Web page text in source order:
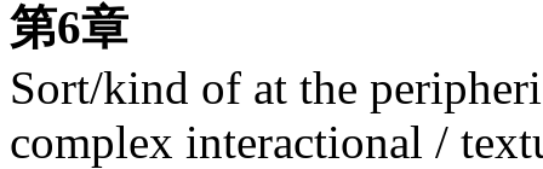
第6章
Sort/kind of at the
complex interactional /